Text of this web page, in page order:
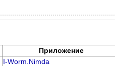
Приложение
I-Worm.Nimda